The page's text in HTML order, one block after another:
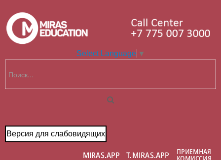
Select Language ▼
Версия для слабовидящих